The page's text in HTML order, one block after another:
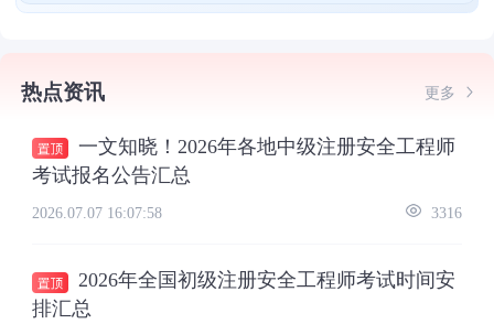
热点资讯 更多
一文知晓！2026年各地中级注册安全工程师
考试报名公告汇总
2026.07.07 16:07:58 3316
2026年全国初级注册安全工程师考试时间安
排汇总